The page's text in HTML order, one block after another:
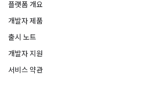
플랫폼 개요
개발자 제품
출시 노트
개발자 지원
서비스 약관